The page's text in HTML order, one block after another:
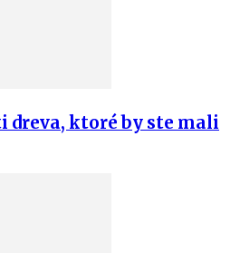
dreva, ktoré by ste mali